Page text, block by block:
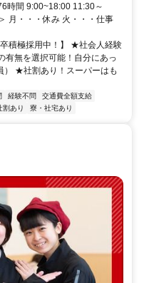
時間 9:00~18:00 11:30～
月・・・休み 火・・・仕事
積極採用中！】 ★社会人経験
無を選択可能！自分にあっ
★社割あり！スーパーはも
経験不問
交通費全額支給
割あり 寮・社宅あり